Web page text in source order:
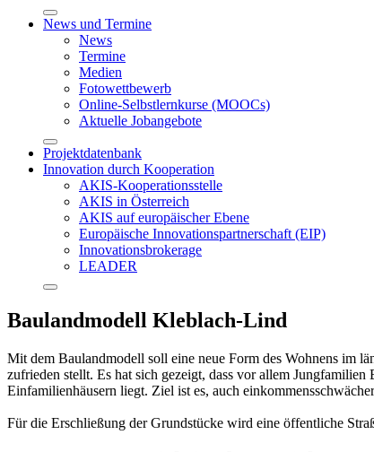
News und Termine
News
Termine
Medien
Fotowettbewerb
Online-Selbstlernkurse (MOOCs)
Aktuelle Jobangebote
Projektdatenbank
Innovation durch Kooperation
AKIS-Kooperationsstelle
AKIS in Österreich
AKIS auf europäischer Ebene
Europäische Innovationspartnerschaft (EIP)
Innovationsbrokerage
LEADER
Baulandmodell Kleblach-Lind
Mit dem Baulandmodell soll eine neue Form des Wohnens im
zufrieden stellt. Es hat sich gezeigt, dass vor allem
Einfamilienhäusern liegt. Ziel ist es, auch
Für die Erschließung der Grundstücke wird eine öffentliche